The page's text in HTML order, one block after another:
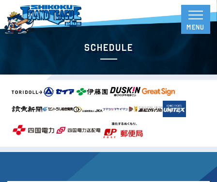
Schedule